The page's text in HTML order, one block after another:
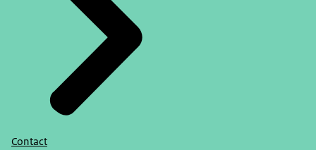
Contact